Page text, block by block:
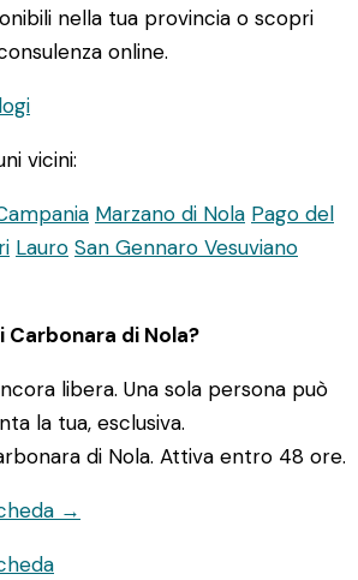
nella tua provincia o scopri
online.
vicini:
Marzano di Nola Pago del
Lauro San Gennaro Vesuviano
Carbonara di Nola?
libera. Una sola persona può
la tua, esclusiva.
di Nola. Attiva entro 48 ore.
→